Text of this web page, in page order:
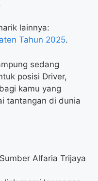
lainnya:
Tahun 2025.
sedang
posisi Driver,
kamu yang
tantangan di dunia
Alfaria Trijaya